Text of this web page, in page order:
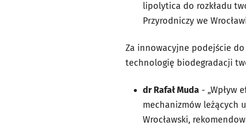
lipolytica do rozkładu
Przyrodniczy we
Za innowacyjne podejście
technologię biodegradacji
dr Rafał Muda - „Wpływ
mechanizmów leżących
Wrocławski,